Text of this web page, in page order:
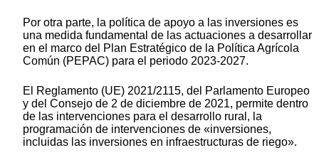
Por otra parte, la política de apoyo a las inversiones es
una medida fundamental de las actuaciones a desarrollar
en el marco del Plan Estratégico de la Política Agrícola
Común (PEPAC) para el periodo 2023-2027.
El Reglamento (UE) 2021/2115, del Parlamento Europeo
y del Consejo de 2 de diciembre de 2021, permite dentro
de las intervenciones para el desarrollo rural, la
programación de intervenciones de «inversiones,
incluidas las inversiones en infraestructuras de riego».